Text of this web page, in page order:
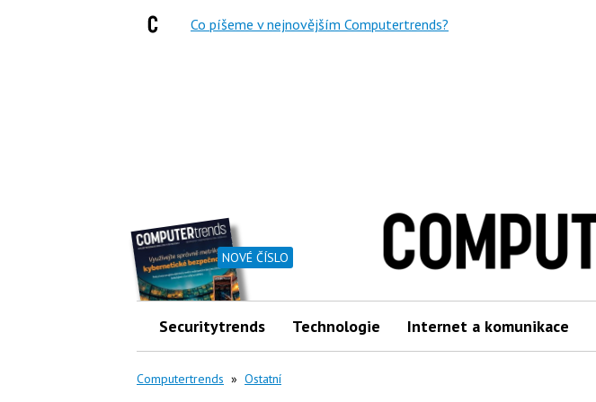
NOVÉ ČÍSLO
Securitytrends Technologie Internet a komunikace
Computertrends » Ostatní
Co píšeme v nejnovějším Computertrends?